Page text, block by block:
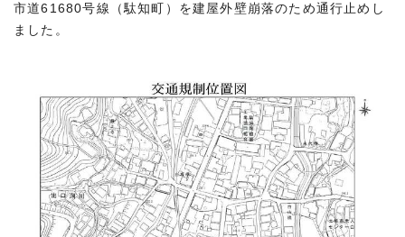
市道61680号線（駄知町）を建屋外壁崩落のため通行止めし
ました。